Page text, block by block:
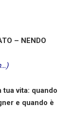
– NENDO
tua vita: quando
e quando è